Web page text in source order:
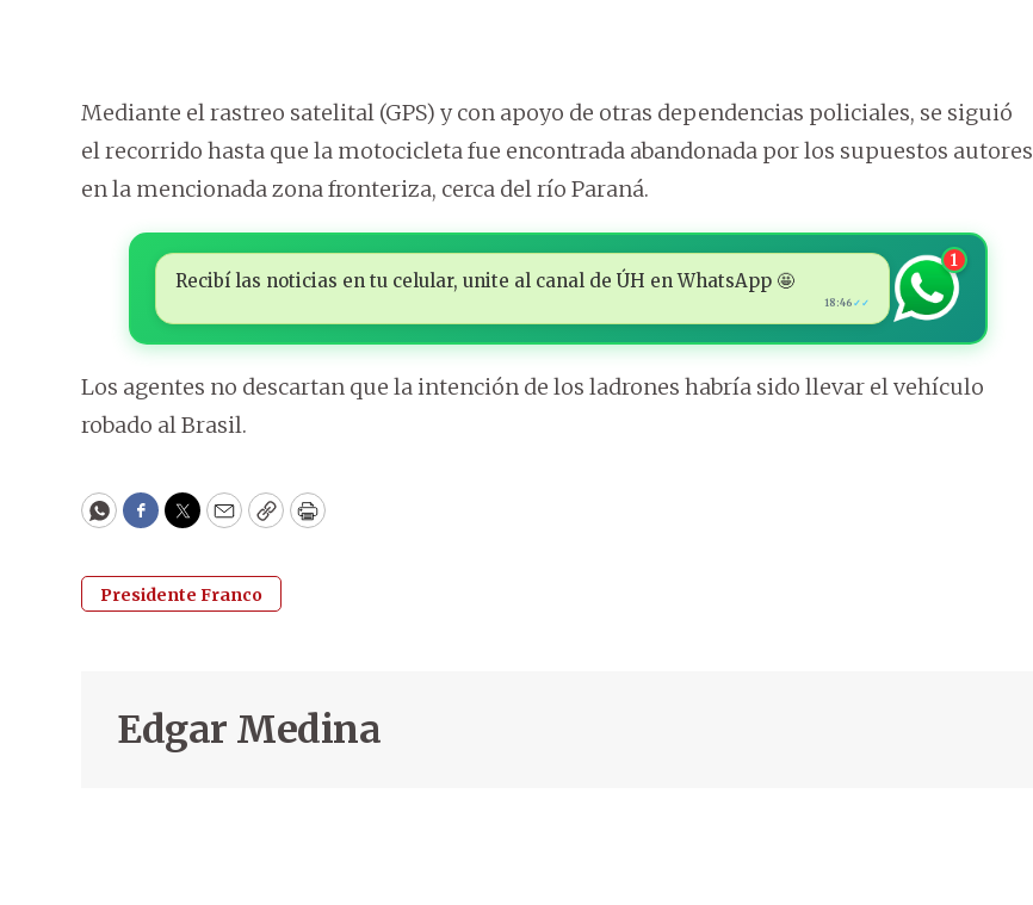
Mediante el rastreo satelital (GPS) y con apoyo de otras dependencias policiales, se siguió
el recorrido hasta que la motocicleta fue encontrada abandonada por los supuestos autores
en la mencionada zona fronteriza, cerca del río Paraná.
Recibí las noticias en tu celular, unite al canal de ÚH en WhatsApp 🤩
18:46 ✓✓
1
Los agentes no descartan que la intención de los ladrones habría sido llevar el vehículo
robado al Brasil.
WhatsApp
Facebook
Twitter
EmailCopyPrint
Presidente Franco
Edgar Medina